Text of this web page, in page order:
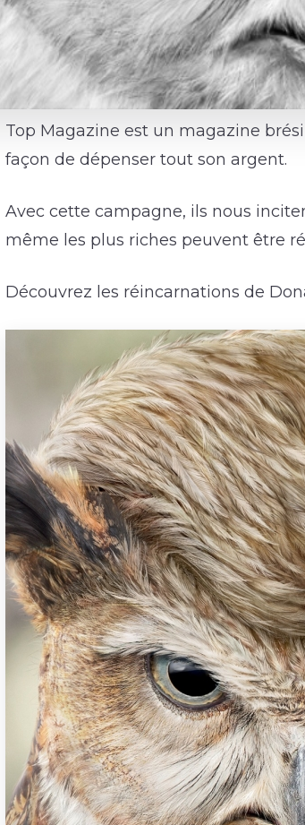
Top Magazine est un magazine
façon de dépenser tout son argent.
Avec cette campagne, ils nous
même les plus riches peuvent être
Découvrez les réincarnations de